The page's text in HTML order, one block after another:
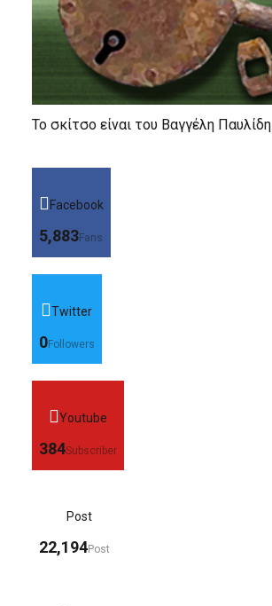
Το σκίτσο είναι του Βαγγέλη Παυλίδη
Facebook
5,883Fans
Twitter
0Followers
Youtube
384Subscriber
Post
22,194Post